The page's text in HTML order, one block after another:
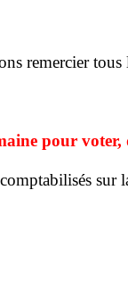
remercier
pour